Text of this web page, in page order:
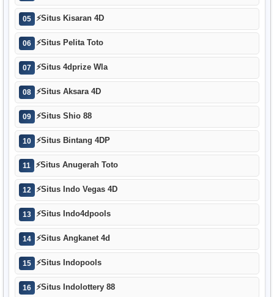
05 ⚡Situs Kisaran 4D
06 ⚡Situs Pelita Toto
07 ⚡Situs 4dprize Wla
08 ⚡Situs Aksara 4D
09 ⚡Situs Shio 88
10 ⚡Situs Bintang 4DP
11 ⚡Situs Anugerah Toto
12 ⚡Situs Indo Vegas 4D
13 ⚡Situs Indo4dpools
14 ⚡Situs Angkanet 4d
15 ⚡Situs Indopools
16 ⚡Situs Indolottery 88